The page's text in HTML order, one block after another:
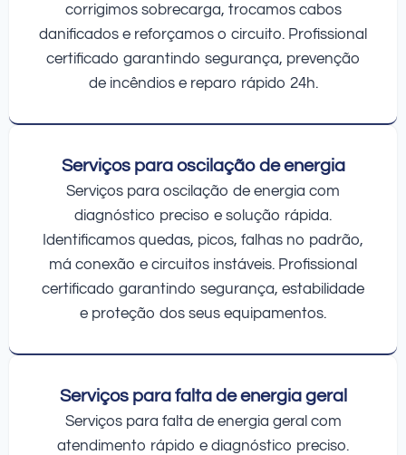
corrigimos sobrecarga, trocamos cabos
danificados e reforçamos o circuito. Profissional
certificado garantindo segurança, prevenção
de incêndios e reparo rápido 24h.
Serviços para oscilação de energia
Serviços para oscilação de energia com
diagnóstico preciso e solução rápida.
Identificamos quedas, picos, falhas no padrão,
má conexão e circuitos instáveis. Profissional
certificado garantindo segurança, estabilidade
e proteção dos seus equipamentos.
Serviços para falta de energia geral
Serviços para falta de energia geral com
atendimento rápido e diagnóstico preciso.